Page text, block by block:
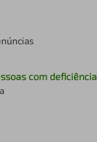
com deficiência